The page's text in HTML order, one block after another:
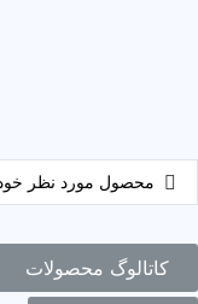
کاتالوگ محصولات